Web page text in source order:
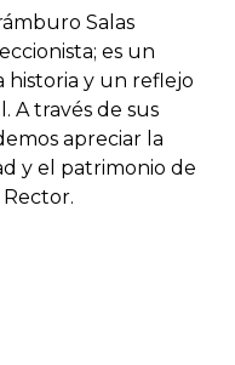
Salas
es un
historia y un reflejo
A través de sus
apreciar la
y el patrimonio de
Rector.